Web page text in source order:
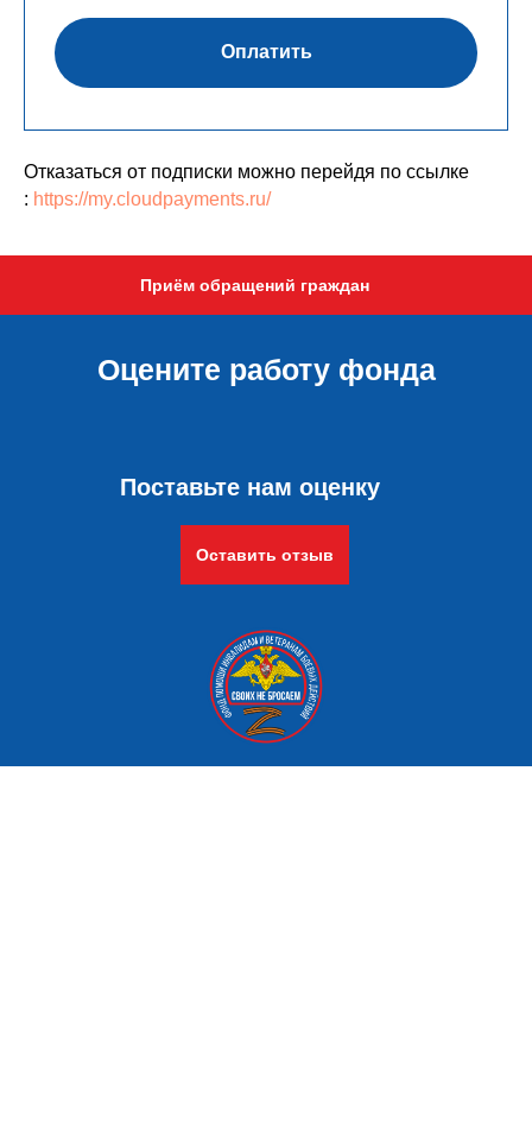
Оплатить
Отказаться от подписки можно перейдя по ссылке
: https://my.cloudpayments.ru/
Приём обращений граждан
Оставить отзыв
Поставьте нам оценку
Оцените работу фонда